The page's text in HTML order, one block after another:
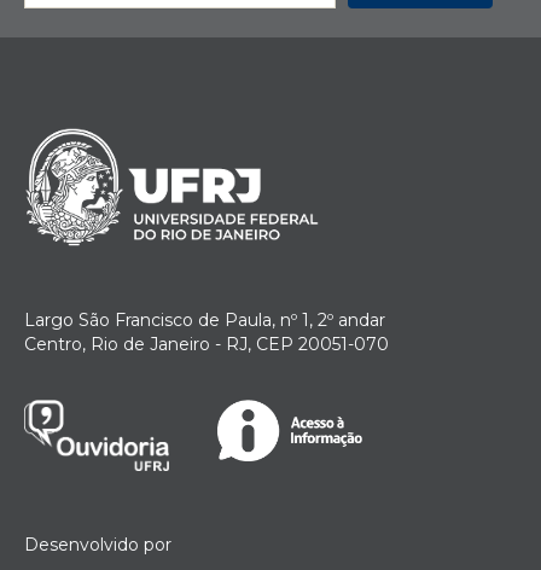
Largo São Francisco de Paula, nº 1, 2º andar
Centro, Rio de Janeiro - RJ, CEP 20051-070
Desenvolvido por